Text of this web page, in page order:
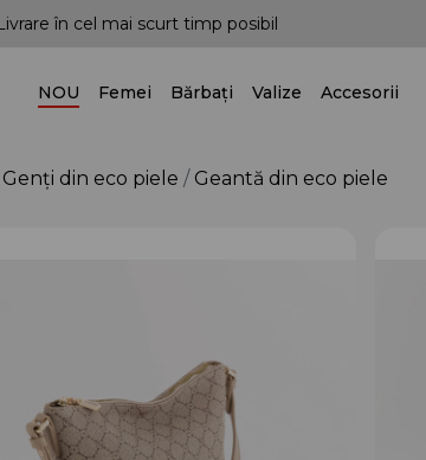
Posibilitatea livrării în toată țara!
NOU Femei Bărbați Valize Accesorii
Genți din eco piele Geantă din eco piele